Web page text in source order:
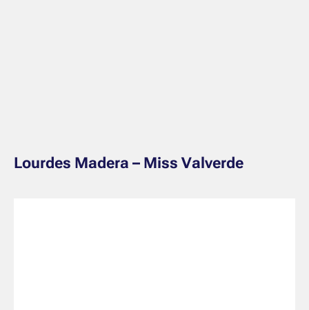
Lourdes Madera – Miss Valverde